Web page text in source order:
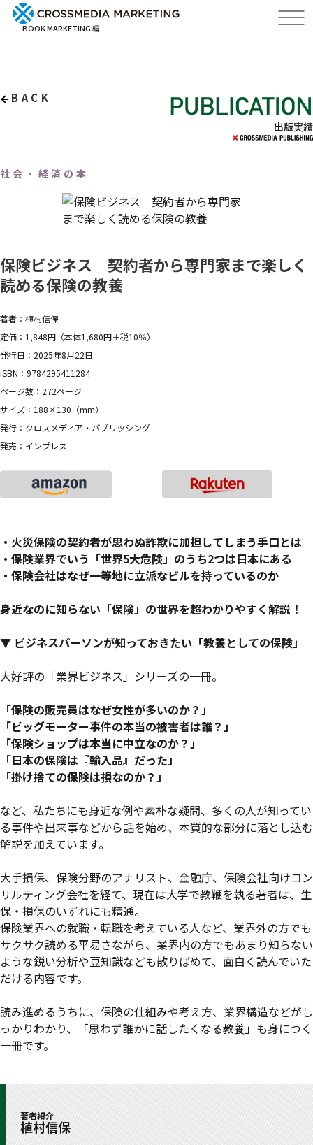
BOOK MARKETING 編
BACK
出版実績
社会・経済の本
保険ビジネス 契約者から専門家まで楽しく
読める保険の教養
著者：植村信保
定価：1,848円（本体1,680円＋税10％）
発行日：2025年8月22日
ISBN：9784295411284
ページ数：272ページ
サイズ：188×130（mm）
発行：クロスメディア・パブリッシング
発売：インプレス
・火災保険の契約者が思わぬ詐欺に加担してしまう手口とは
・保険業界でいう「世界5大危険」のうち2つは日本にある
・保険会社はなぜ一等地に立派なビルを持っているのか
身近なのに知らない「保険」の世界を超わかりやすく解説！
▼ ビジネスパーソンが知っておきたい「教養としての保険」
大好評の「業界ビジネス」シリーズの一冊。
「保険の販売員はなぜ女性が多いのか？」
「ビッグモーター事件の本当の被害者は誰？」
「保険ショップは本当に中立なのか？」
「日本の保険は『輸入品』だった」
「掛け捨ての保険は損なのか？」
など、私たちにも身近な例や素朴な疑問、多くの人が知ってい
る事件や出来事などから話を始め、本質的な部分に落とし込む
解説を加えています。
大手損保、保険分野のアナリスト、金融庁、保険会社向けコン
サルティング会社を経て、現在は大学で教鞭を執る著者は、生
保・損保のいずれにも精通。
保険業界への就職・転職を考えている人など、業界外の方でも
サクサク読める平易さながら、業界内の方でもあまり知らない
ような鋭い分析や豆知識なども散りばめて、面白く読んでいた
だける内容です。
読み進めるうちに、保険の仕組みや考え方、業界構造などがし
っかりわかり、「思わず誰かに話したくなる教養」も身につく
一冊です。
著者紹介
植村信保